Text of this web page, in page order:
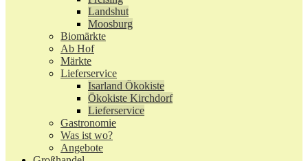
Landshut
Moosburg
Biomärkte
Ab Hof
Märkte
Lieferservice
Isarland Ökokiste
Ökokiste Kirchdorf
Lieferservice
Gastronomie
Was ist wo?
Angebote